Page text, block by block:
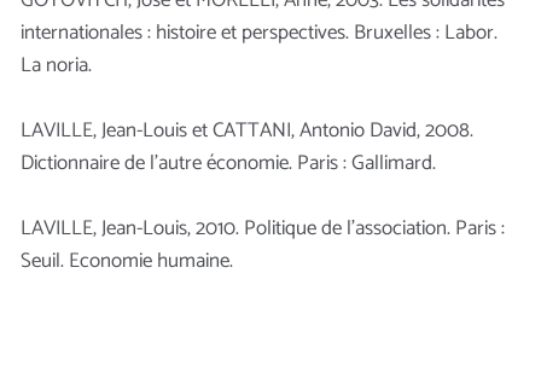
internationales : histoire et perspectives. Bruxelles : Labor.
La noria.
LAVILLE, Jean-Louis et CATTANI, Antonio David, 2008.
Dictionnaire de l’autre économie. Paris : Gallimard.
LAVILLE, Jean-Louis, 2010. Politique de l’association. Paris :
Seuil. Economie humaine.